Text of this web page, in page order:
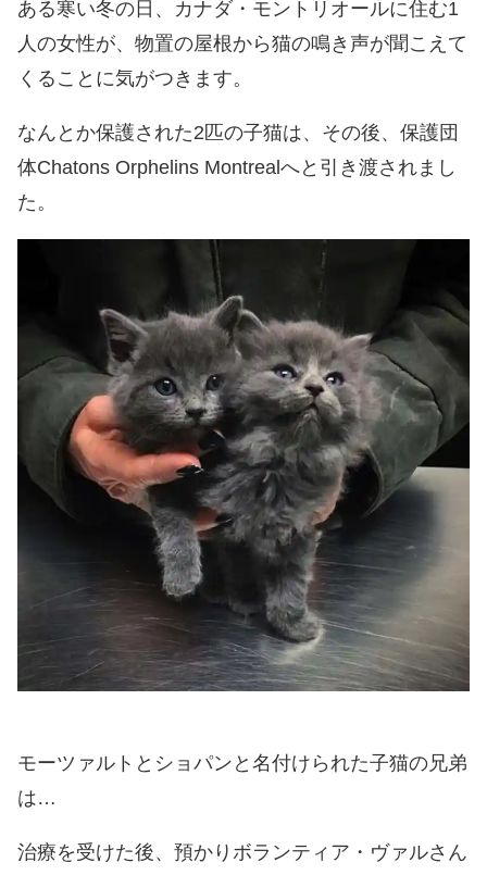
ある寒い冬の日、カナダ・モントリオールに住む1
人の女性が、物置の屋根から猫の鳴き声が聞こえて
くることに気がつきます。
なんとか保護された2匹の子猫は、その後、保護団
体Chatons Orphelins Montrealへと引き渡されまし
た。
モーツァルトとショパンと名付けられた子猫の兄弟
は…
治療を受けた後、預かりボランティア・ヴァルさん